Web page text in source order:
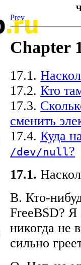
Prev
Chapter
17.1.
17.2.Кто
17.3.
сменить
17.4.Куда
/dev/null?
17.1.
В. Кто-
FreeBSD?
никогда не
сильно